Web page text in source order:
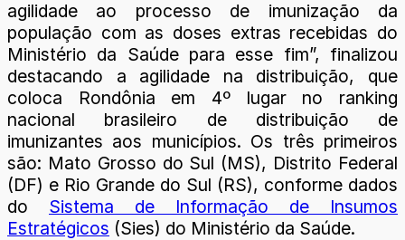
agilidade ao processo de imunização da
população com as doses extras recebidas do
Ministério da Saúde para esse fim”, finalizou
destacando a agilidade na distribuição, que
coloca Rondônia em 4º lugar no ranking
nacional brasileiro de distribuição de
imunizantes aos municípios. Os três primeiros
são: Mato Grosso do Sul (MS), Distrito Federal
(DF) e Rio Grande do Sul (RS), conforme dados
do Sistema de Informação de Insumos
Estratégicos (Sies) do Ministério da Saúde.